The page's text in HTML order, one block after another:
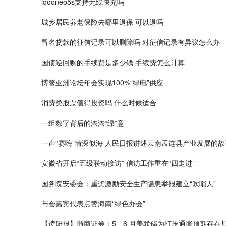
城乡居民养老保险去哪里退保 可以退吗
冒名贷款的征信记录可以删除吗 对征信记录有异议怎么办
国债逆回购的手续费是多少钱 手续费怎么计算
博鳌亚洲论坛年会实现100%“绿电”供应
消费类股票值得投资吗 什么时候适合
一组数字背后的浓浓“绿”意
一声“赛嗨”情深似海 人民日报讲述云南孟连县产业发展的
安徽省开启“五级联动接访” 信访工作重在“四走进”
国务院安委会：重奖激励安全生产隐患举报建立“吹哨人”
与会嘉宾代表点赞海南“绿色办会”
【读研报】浙商证券：5、6 月美联储为打压通胀预期存在